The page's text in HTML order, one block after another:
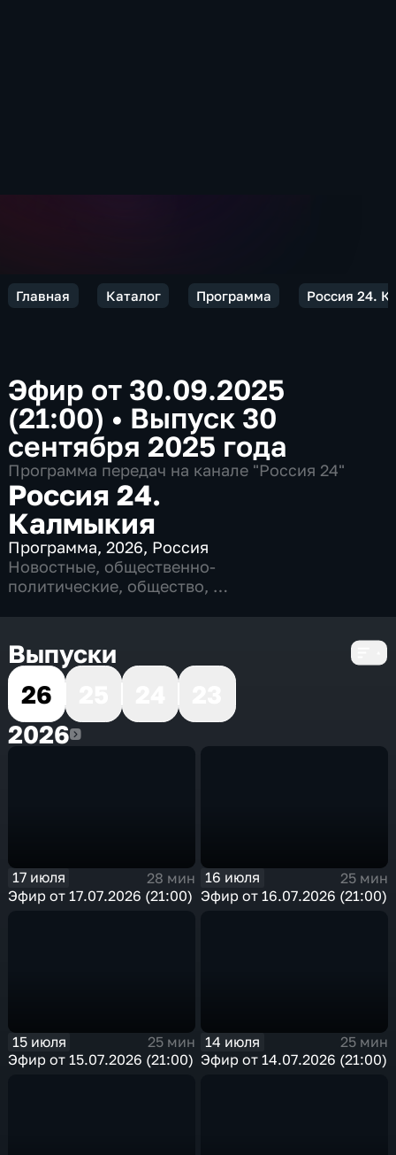
Главная Каталог Программа Россия 24.
Эфир от 30.09.2025
(21:00) • Выпуск 30
сентября 2025 года
Программа передач на канале "Россия 24"
Россия 24.
Калмыкия
Программа,2026, Россия
Новостные, общественно-
политические, общество,
Выпуски
26
20262026
17 июля
28 мин
Эфир от 17.07.2026 (21:00)
16 июля
25 мин
Эфир от 16.07.2026 (21:00)
15 июля
25 мин
Эфир от 15.07.2026 (21:00)
14 июля
25 мин
Эфир от 14.07.2026 (21:00)